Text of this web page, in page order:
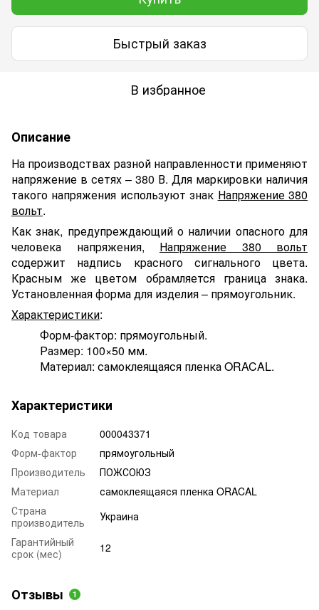
Быстрый заказ
В избранное
Описание
На производствах разной направленности применяют
напряжение в сетях – 380 В. Для маркировки наличия
такого напряжения используют знак Напряжение 380
вольт.
Как знак, предупреждающий о наличии опасного для
человека напряжения, Напряжение 380 вольт
содержит надпись красного сигнального цвета.
Красным же цветом обрамляется граница знака.
Установленная форма для изделия – прямоугольник.
Характеристики:
Форм-фактор: прямоугольный.
Размер: 100×50 мм.
Материал: самоклеящаяся пленка ORACAL.
Характеристики
Код товара
000043371
Форм-фактор
прямоугольный
Производитель
ПОЖСОЮЗ
Материал
самоклеящаяся пленка ORACAL
Страна
производитель
Украина
Гарантийный
срок (мес)
12
Отзывы 1